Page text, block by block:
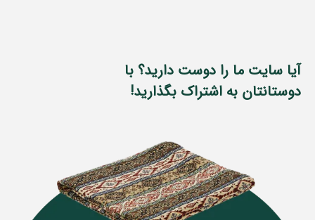
آیا سایت ما را دوست دارید؟ با
دوستانتان به اشتراک بگذارید!